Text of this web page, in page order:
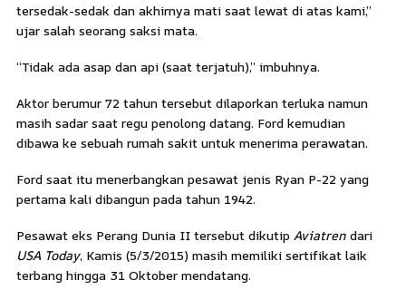
tersedak-sedak dan akhirnya mati saat lewat di atas kami,”
ujar salah seorang saksi mata.
“Tidak ada asap dan api (saat terjatuh),” imbuhnya.
Aktor berumur 72 tahun tersebut dilaporkan terluka namun
masih sadar saat regu penolong datang. Ford kemudian
dibawa ke sebuah rumah sakit untuk menerima perawatan.
Ford saat itu menerbangkan pesawat jenis Ryan P-22 yang
pertama kali dibangun pada tahun 1942.
Pesawat eks Perang Dunia II tersebut dikutip Aviatren dari
USA Today, Kamis (5/3/2015) masih memiliki sertifikat laik
terbang hingga 31 Oktober mendatang.